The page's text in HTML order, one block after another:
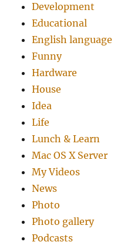
Development
Educational
English language
Funny
Hardware
House
Idea
Life
Lunch & Learn
Mac OS X Server
My Videos
News
Photo
Photo gallery
Podcasts